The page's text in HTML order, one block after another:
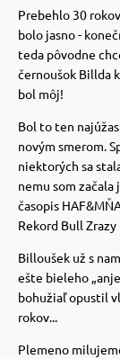
so psom
poukazy
poukazy
Prebehlo 30
bolo jasno -
teda pôvodne
černoušok Billda
bol môj!
Bol to ten
novým smerom.
niektorých sa
nemu som
časopis
Rekord Bull
Billoušek už s
ešte bieleho
bohužiaľ opustil
rokov...
Plemeno